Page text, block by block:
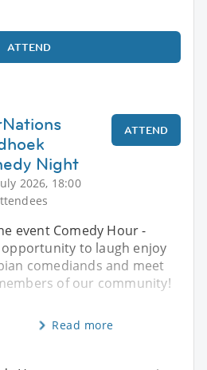
ATTEND
Night
2026, 18:00
ATTEND
event Comedy Hour -
to laugh enjoy
comediands and meet
of our community!
Read more